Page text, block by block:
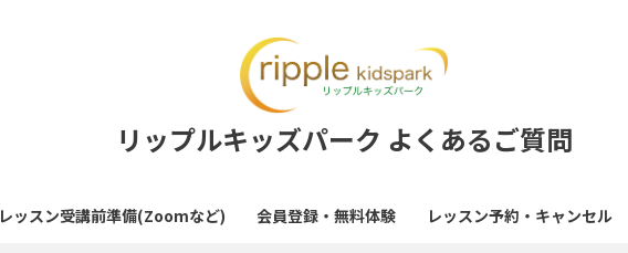
リップルキッズパーク よくあるご質問
レッスン受講前準備(Zoomなど) 会員登録・無料体験 レッスン予約・キャンセル